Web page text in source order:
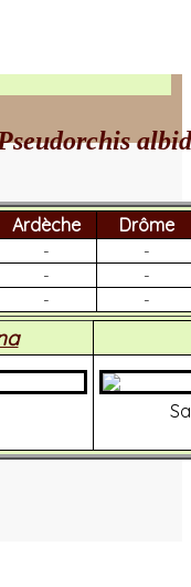
Ardèche Drôme
-
-
-
-
- -